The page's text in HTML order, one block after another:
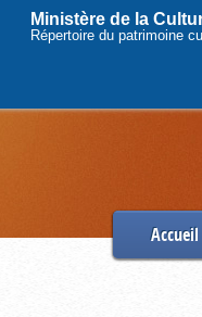
Ministère de la
Répertoire du patrimoine
Accueil